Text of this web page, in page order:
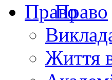
Право
Життя